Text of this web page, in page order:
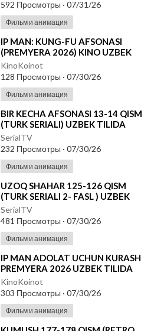
592 Просмотры · 07/31/26
Фильм и анимация
⁣IP MAN: KUNG-FU AFSONASI
(PREMYERA 2026) KINO UZBEK
TILIDA - SKACHAT
KinoKoinot
128 Просмотры · 07/30/26
Фильм и анимация
⁣BIR KECHA AFSONASI 13-14 QISM
(TURK SERIALI) UZBEK TILIDA
SerialTV
232 Просмотры · 07/30/26
Фильм и анимация
⁣UZOQ SHAHAR 125-126 QISM
(TURK SERIALI 2- FASL ) UZBEK
TILIDA
SerialTV
481 Просмотры · 07/30/26
Фильм и анимация
⁣IP MAN ADOLAT UCHUN KURASH
PREMYERA 2026 UZBEK TILIDA
KinoKoinot
303 Просмотры · 07/30/26
Фильм и анимация